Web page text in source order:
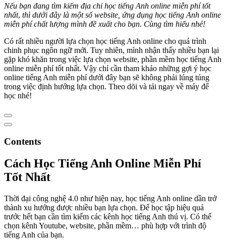
Nếu bạn đang tìm kiếm địa chỉ học tiếng Anh online miễn phí tốt
nhất, thì dưới đây là một số website, ứng dụng học tiếng Anh online
miễn phí chất lượng mình đề xuất cho bạn. Cùng tìm hiểu nhé!
Có rất nhiều người lựa chọn học tiếng Anh online cho quá trình
chinh phục ngôn ngữ mới. Tuy nhiên, mình nhận thấy nhiều bạn lại
gặp khó khăn trong việc lựa chọn website, phần mềm học tiếng Anh
online miễn phí tốt nhất. Vậy chỉ cần tham khảo những gợi ý học
online tiếng Anh miễn phí dưới đây bạn sẽ không phải lúng túng
trong việc định hướng lựa chọn. Theo dõi và tải ngay về máy để
học nhé!
Contents
Cách Học Tiếng Anh Online Miễn Phí
Tốt Nhất
Thời đại công nghệ 4.0 như hiện nay, học tiếng Anh online dần trở
thành xu hướng được nhiều bạn lựa chọn. Để học tập hiệu quả
trước hết bạn cần tìm kiếm các kênh học tiếng Anh thú vị. Có thể
chọn kênh Youtube, website, phần mềm… phù hợp với trình độ
tiếng Anh của bạn.